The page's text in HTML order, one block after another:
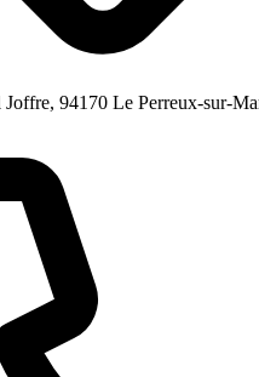
94170 Le Perreux-sur-